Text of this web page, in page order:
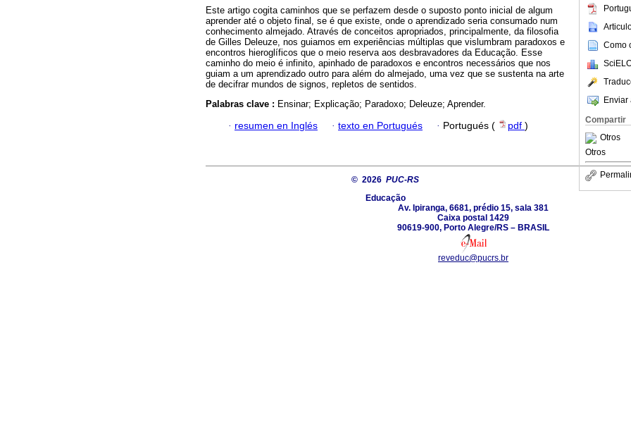
Como
Enviar
Compartir
Otros
Otros
Este artigo cogita caminhos que se perfazem desde o suposto ponto inicial de algum
aprender até o objeto final, se é que existe, onde o aprendizado seria consumado num
conhecimento almejado. Através de conceitos apropriados, principalmente, da filosofia
de Gilles Deleuze, nos guiamos em experiências múltiplas que vislumbram paradoxos e
encontros hieroglíficos que o meio reserva aos desbravadores da Educação. Esse
caminho do meio é infinito, apinhado de paradoxos e encontros necessários que nos
guiam a um aprendizado outro para além do almejado, uma vez que se sustenta na arte
de decifrar mundos de signos, repletos de sentidos.
Palabras clave : Ensinar; Explicação; Paradoxo; Deleuze; Aprender.
· resumen en Inglés · texto en Portugués · Portugués ( pdf )
© 2026 PUC-RS
Educação
Av. Ipiranga, 6681, prédio 15, sala 381
Caixa postal 1429
90619-900, Porto Alegre/RS – BRASIL
reveduc@pucrs.br